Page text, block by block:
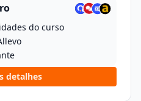
do curso
detalhes